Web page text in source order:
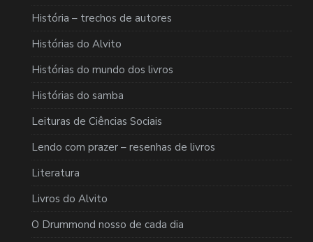
História – trechos de autores
Histórias do Alvito
Histórias do mundo dos livros
Histórias do samba
Leituras de Ciências Sociais
Lendo com prazer – resenhas de livros
Literatura
Livros do Alvito
O Drummond nosso de cada dia